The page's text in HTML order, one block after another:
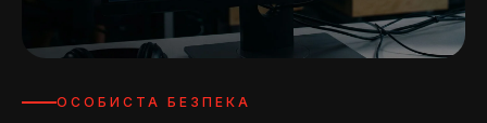
ОСОБИСТА БЕЗПЕКА